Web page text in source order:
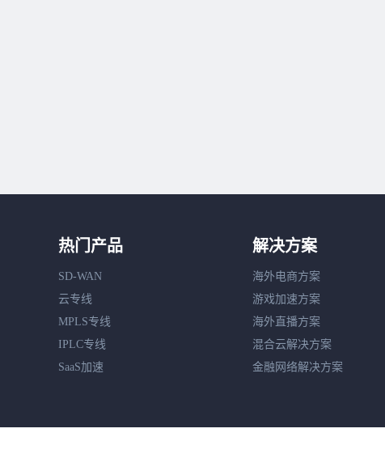
热门产品
SD-WAN
云专线
MPLS专线
IPLC专线
SaaS加速
解决方案
海外电商方案
游戏加速方案
海外直播方案
混合云解决方案
金融网络解决方案